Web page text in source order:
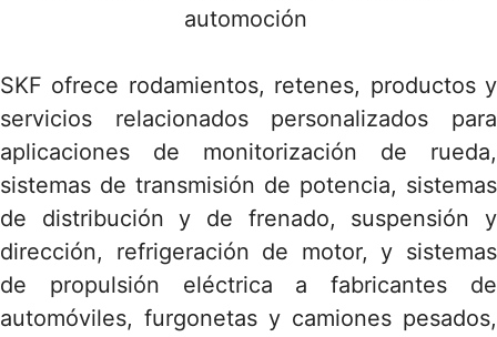
automoción
SKF ofrece rodamientos, retenes, productos y
servicios relacionados personalizados para
aplicaciones de monitorización de rueda,
sistemas de transmisión de potencia, sistemas
de distribución y de frenado, suspensión y
dirección, refrigeración de motor, y sistemas
de propulsión eléctrica a fabricantes de
automóviles, furgonetas y camiones pesados,